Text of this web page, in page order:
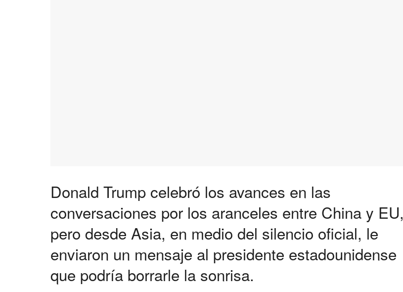
Donald Trump celebró los avances en las
conversaciones por los aranceles entre China y EU,
pero desde Asia, en medio del silencio oficial, le
enviaron un mensaje al presidente estadounidense
que podría borrarle la sonrisa.